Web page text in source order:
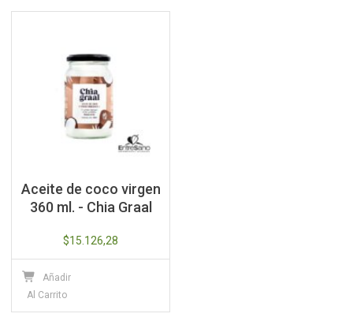
Aceite de coco virgen
360 ml. - Chia Graal
$15.126,28
Añadir
Al Carrito